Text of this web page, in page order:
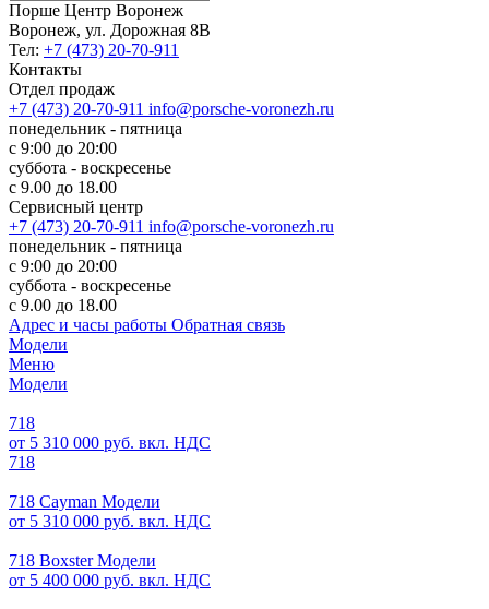
Порше Центр Воронеж
Воронеж, ул. Дорожная 8В
Тел: +7 (473) 20-70-911
Контакты
Отдел продаж
+7 (473) 20-70-911 info@porsche-voronezh.ru
понедельник - пятница
с 9:00 до 20:00
суббота - воскресенье
с 9.00 до 18.00
Сервисный центр
+7 (473) 20-70-911 info@porsche-voronezh.ru
понедельник - пятница
с 9:00 до 20:00
суббота - воскресенье
с 9.00 до 18.00
Адрес и часы работы Обратная связь
Модели
Меню
Модели
718
от 5 310 000 руб. вкл. НДС
718
718 Cayman Модели
от 5 310 000 руб. вкл. НДС
718 Boxster Модели
от 5 400 000 руб. вкл. НДС